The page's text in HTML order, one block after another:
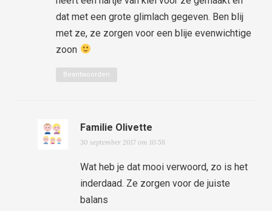
dat met een grote glimlach gegeven. Ben blij
met ze, ze zorgen voor een blije evenwichtige
zoon
Beantwoorden
Familie Olivette
30 september 2017 om 10:58
Wat heb je dat mooi verwoord, zo is het
inderdaad. Ze zorgen voor de juiste
balans